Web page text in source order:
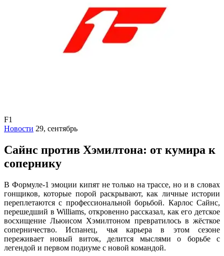
F1
Новости 29, сентябрь
Сайнс против Хэмилтона: от кумира к
сопернику
В Формуле-1 эмоции кипят не только на трассе, но и в словах
гонщиков, которые порой раскрывают, как личные истории
переплетаются с профессиональной борьбой. Карлос Сайнс,
перешедший в Williams, откровенно рассказал, как его детское
восхищение Льюисом Хэмилтоном превратилось в жёсткое
соперничество. Испанец, чья карьера в этом сезоне
переживает новый виток, делится мыслями о борьбе с
легендой и первом подиуме с новой командой.